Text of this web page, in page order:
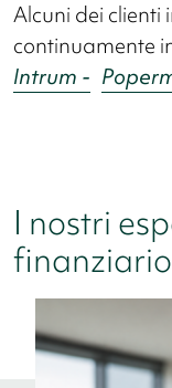
Alcuni dei
continuamente
Intrum -
I nostri
finanziario